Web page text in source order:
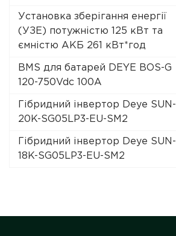
Установка зберігання енергії
(УЗЕ) потужністю 125 кВт та
ємністю АКБ 261 кВт*год
BMS для батарей DEYE BOS-G
120-750Vdc 100A
Гібридний інвертор Deye SUN-
20K-SG05LP3-EU-SM2
Гібридний інвертор Deye SUN-
18K-SG05LP3-EU-SM2